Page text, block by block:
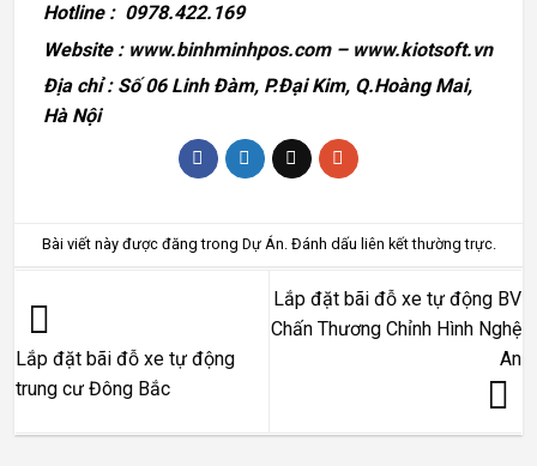
Hotline : 0978.422.169
Website : www.binhminhpos.com– www.kiotsoft.vn
Địa chỉ : Số 06 Linh Đàm, P.Đại Kim, Q.Hoàng Mai,
Hà Nội
Bài viết này được đăng trong Dự Án . Đánh dấu liên kết thường trực.
Lắp đặt bãi đỗ xe tự động
trung cư Đông Bắc
Lắp đặt bãi đỗ xe tự động BV
Chấn Thương Chỉnh Hình Nghệ
An